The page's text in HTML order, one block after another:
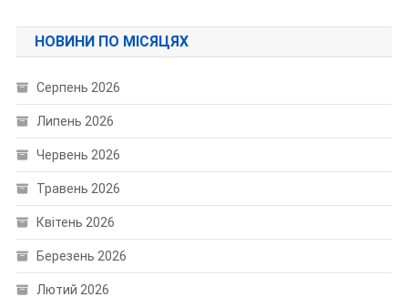
НОВИНИ ПО МІСЯЦЯХ
Серпень 2026
Липень 2026
Червень 2026
Травень 2026
Квітень 2026
Березень 2026
Лютий 2026